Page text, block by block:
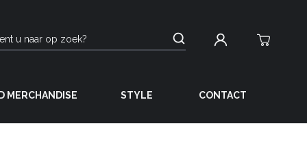
MERCHANDISE STYLE CONTACT